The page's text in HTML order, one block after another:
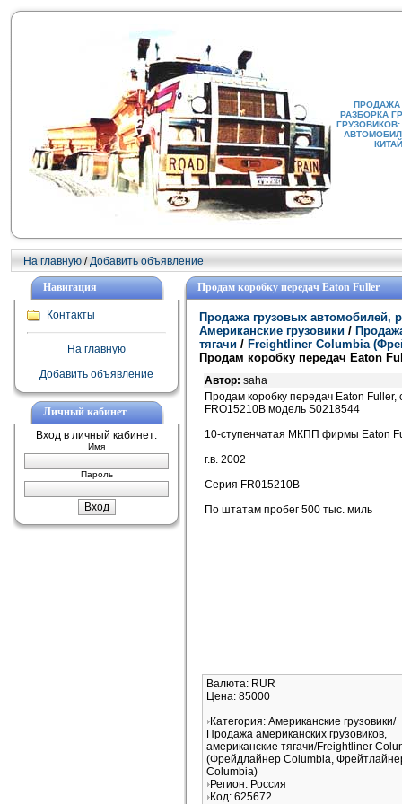
ПРОДАЖА
РАЗБОРКА
На главную /Добавить объявление
Навигация
Контакты
На главную
Добавить объявление
Личный кабинет
Вход в личный кабинет:
Имя
Пароль
Продам коробку передач Eaton Fuller
Продажа грузовых автомобилей,
Американские грузовики /
тягачи / Freightliner Columbia
Продам коробку передач Eaton
Автор: saha
Продам коробку передач Eaton
FRO15210B модель S0218544
10-ступенчатая МКПП фирмы Eaton
г.в. 2002
Серия FR015210B
По штатам пробег 500 тыс. миль
Валюта: RUR
Цена: 85000
Категория: Американские грузовики/
Продажа американских грузовиков,
американские тягачи/Freightliner
(Фрейдлайнер Columbia,
Columbia)
Регион: Россия
Код: 625672